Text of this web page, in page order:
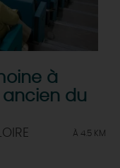
à
ancien du
À 4.5 KM